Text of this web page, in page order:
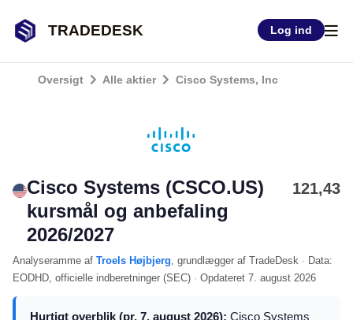
TRADEDESK Log ind
Oversigt Alle aktier Cisco Systems, Inc
Cisco Systems (CSCO.US)
kursmål og anbefaling
2026/2027
121,43
Analyseramme af Troels Højbjerg, grundlægger af TradeDesk · Data:
EODHD, officielle indberetninger (SEC) · Opdateret 7. august 2026
Hurtigt overblik (pr. 7. august 2026): Cisco Systems